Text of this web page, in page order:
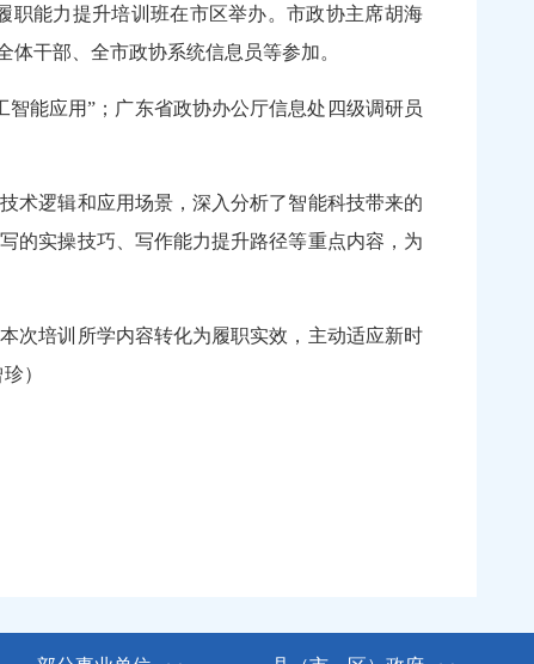
能力提升培训班在市区举办。市政协主席胡海
全体干部、全市政协系统信息员等参加。
能应用”；广东省政协办公厅信息处四级调研员
逻辑和应用场景，深入分析了智能科技带来的
的实操技巧、写作能力提升路径等重点内容，为
培训所学内容转化为履职实效，主动适应新时
）